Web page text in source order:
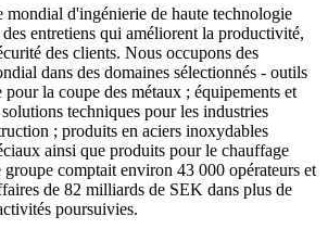
mondial d'ingénierie de haute technologie
entretiens qui améliorent la productivité,
des clients. Nous occupons des
dans des domaines sélectionnés - outils
pour la coupe des métaux ; équipements et
techniques pour les industries
; produits en aciers inoxydables
ainsi que produits pour le chauffage
comptait environ 43 000 opérateurs et
de 82 milliards de SEK dans plus de
poursuivies.